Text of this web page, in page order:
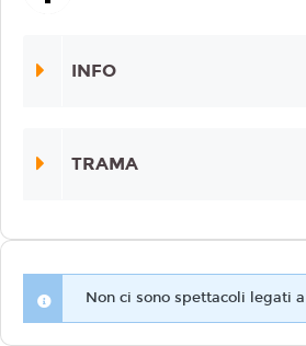
INFO
TRAMA
Non ci sono spettacoli legati